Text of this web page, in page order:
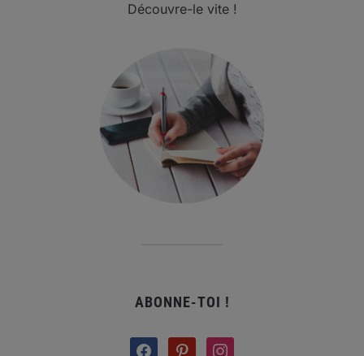
Découvre-le vite !
ABONNE-TOI !
facebookpinterestinstagram